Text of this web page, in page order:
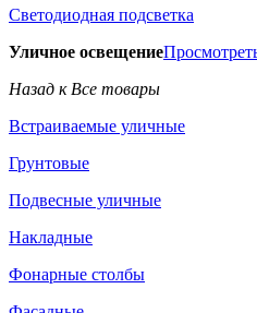
Светодиодная подсветка
Уличное освещение
Назад к Все товары
Встраиваемые уличные
Грунтовые
Подвесные уличные
Накладные
Фонарные столбы